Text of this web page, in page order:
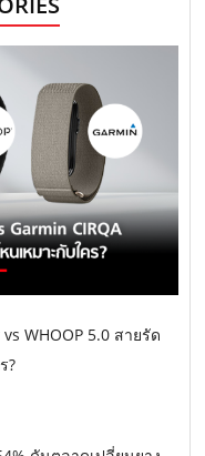
WHOOP 5.0 สายรัด
?